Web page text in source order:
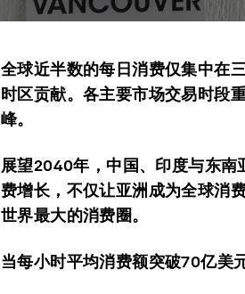
全球近半数的每日消费仅集中在
时区贡献。各主要市场交易时段
峰。
展望2040年，中国、印度与东
费增长，不仅让亚洲成为全球消
世界最大的消费圈。
当每小时平均消费额突破70亿美